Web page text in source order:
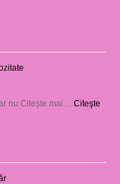
nu Citește mai … Citeşte